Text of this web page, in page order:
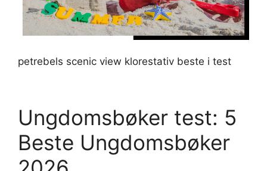
petrebels scenic view klorestativ beste i test
Ungdomsbøker test: 5
Beste Ungdomsbøker